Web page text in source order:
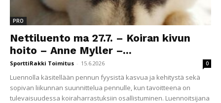
PRO
Nettiluento ma 27.7. – Koiran kivun
hoito – Anne Myller –...
SporttiRakki Toimitus - 15.6.2026 0
Luennolla käsitellään pennun fyysistä kasvua ja kehitystä sekä
sopivan liikunnan suunnittelua pennulle, kun tavoitteena on
tulevaisuudessa koiraharrastuksiin osallistuminen. Luennoitsijana